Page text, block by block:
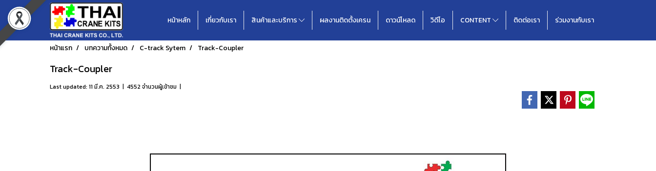
หน้าหลัก เกี่ยวกับเรา สินค้าและบริการ ผลงานติดตั้งเครน ดาวน์โหลด วิดีโอ CONTENT ติดต่อเรา ร่วมงานกับเรา
หน้าแรก บทความทั้งหมด C-track Sytem Track-Coupler
Track-Coupler
Last updated: 11 มี.ค. 2553 | 4552 จำนวนผู้เข้าชม |